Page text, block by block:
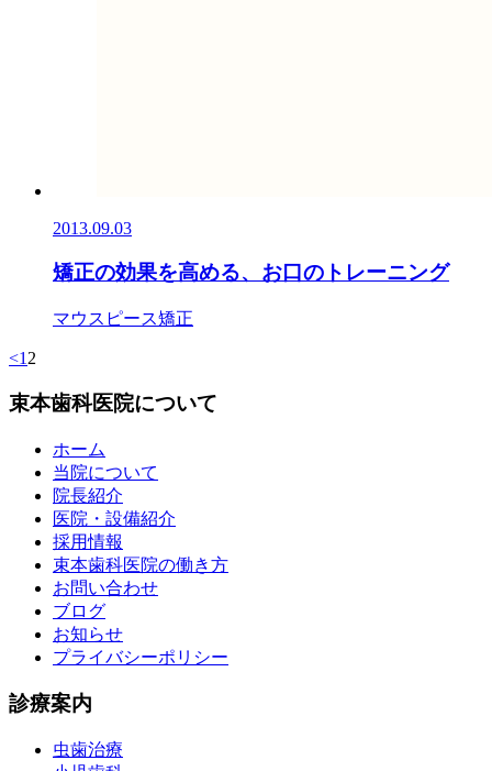
2013.09.03
矯正の効果を高める、お口のトレーニング
マウスピース矯正
<1 2
束本歯科医院について
ホーム
当院について
院長紹介
医院・設備紹介
採用情報
束本歯科医院の働き方
お問い合わせ
ブログ
お知らせ
プライバシーポリシー
診療案内
虫歯治療